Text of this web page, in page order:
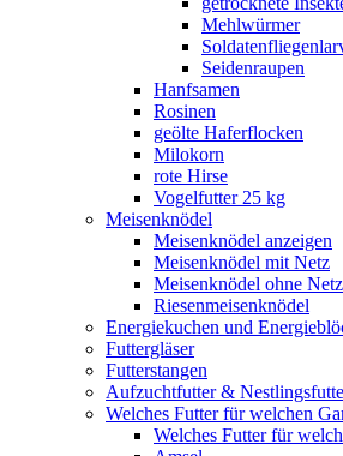
Mehlwürmer
Seidenraupen
Hanfsamen
Rosinen
geölte Haferflocken
Milokorn
rote Hirse
Vogelfutter 25 kg
Meisenknödel
Meisenknödel anzeigen
Meisenknödel mit Netz
Meisenknödel ohne Netz
Riesenmeisenknödel
Energiekuchen und
Futtergläser
Futterstangen
Aufzuchtfutter &
Welches Futter für welchen
Welches Futter für